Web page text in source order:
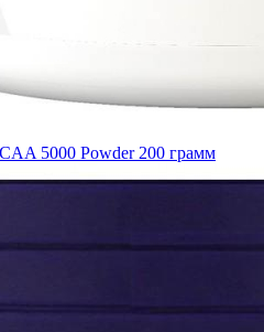
5000 Powder 200 грамм